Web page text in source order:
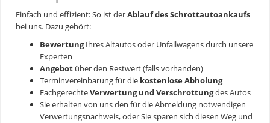
Einfach und effizient: So ist derAblauf des Schrottautoankaufs
bei uns. Dazu gehört:
BewertungIhres Altautos oder Unfallwagens durch unsere
Experten
Angebot über den Restwert (falls vorhanden)
Terminvereinbarung für die kostenlose Abholung
FachgerechteVerwertung undVerschrottungdes Autos
Sie erhalten von uns den für die Abmeldung notwendigen
Verwertungsnachweis, oder Sie sparen sich diesen Weg und